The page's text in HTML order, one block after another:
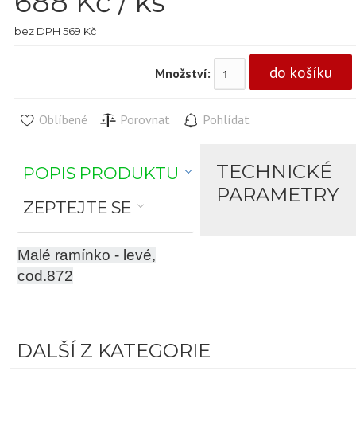
bez DPH 569 Kč
Množství:
Oblíbené Porovnat Pohlídat
POPIS PRODUKTU
ZEPTEJTE SE
Malé ramínko - levé,
cod.872
TECHNICKÉ
PARAMETRY
DALŠÍ Z KATEGORIE